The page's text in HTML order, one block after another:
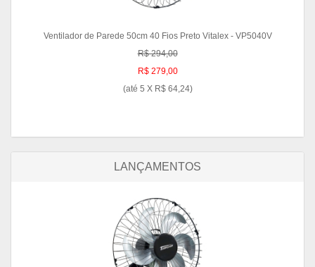
Ventilador de Parede 50cm 40 Fios Preto Vitalex - VP5040V
R$ 294,00
R$ 279,00
(até 5 X R$ 64,24)
LANÇAMENTOS